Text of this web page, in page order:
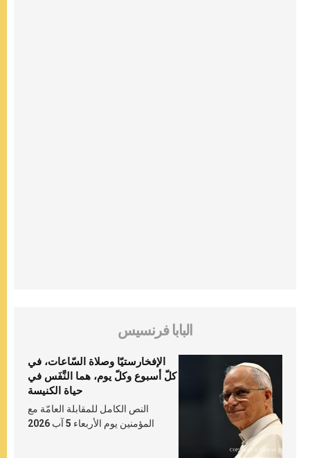
البابا فرنسيس
الإفخارستيّا وصلاة السّاعات، في
كلّ أسبوع وكلّ يوم، هما النَّفَس في
حياة الكنيسة
النص الكامل للمقابلة العامّة مع
المؤمنين يوم الأربعاء 5 آب 2026